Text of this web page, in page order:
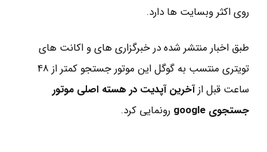
روی اکثر وبسایت ها دارد.
طبق اخبار منتشر شده در خبرگزاری های و اکانت های
تویتری منتسب به گوگل این موتور جستجو کمتر از 48
ساعت قبل ازآخرین آپدیت در هسته اصلی موتور
جستجوی google
رونمایی کرد.